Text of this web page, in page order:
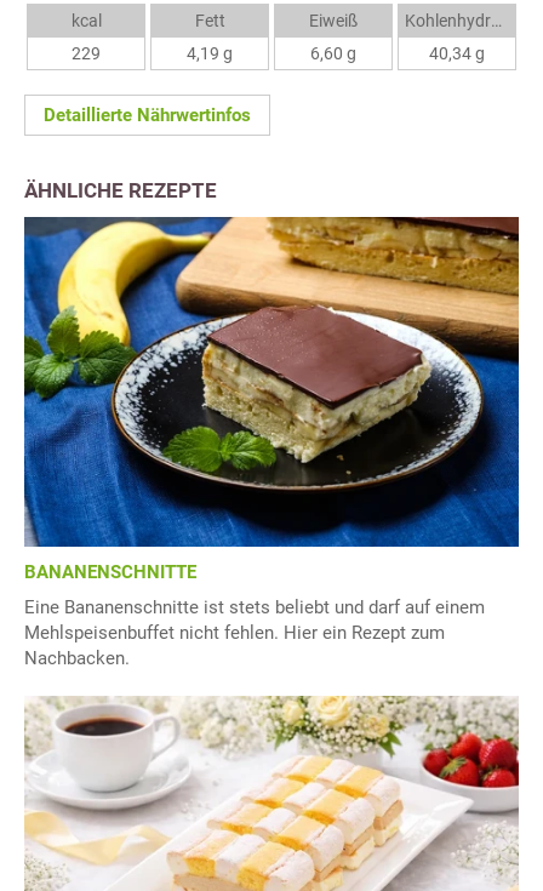
kcal
229
Fett
4,19 g
Eiweiß
6,60 g
Kohlenhydrate
40,34 g
Detaillierte Nährwertinfos
ÄHNLICHE REZEPTE
BANANENSCHNITTE
Eine Bananenschnitte ist stets beliebt und darf auf einem
Mehlspeisenbuffet nicht fehlen. Hier ein Rezept zum
Nachbacken.